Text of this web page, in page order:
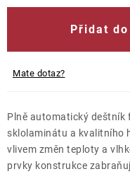
Přidat
Mate dotaz?
Plně automatický deštník
sklolaminátu a kvalitního
vlivem změn teploty a
prvky konstrukce